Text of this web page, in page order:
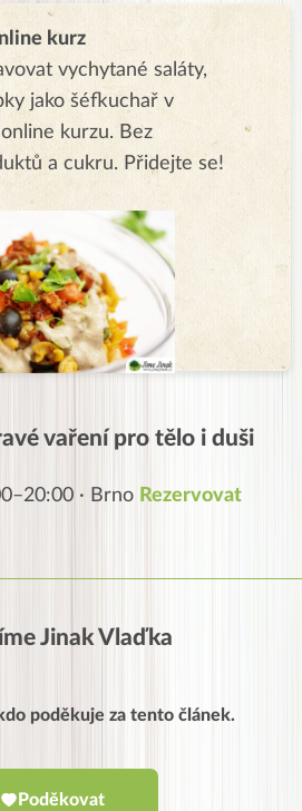
kurz
vychytané saláty,
jako šéfkuchař v
kurzu. Bez
a cukru. Přidejte se!
vaření pro tělo i duši
· Brno Rezervovat
Jinak Vlaďka
poděkuje za tento článek.
Poděkovat